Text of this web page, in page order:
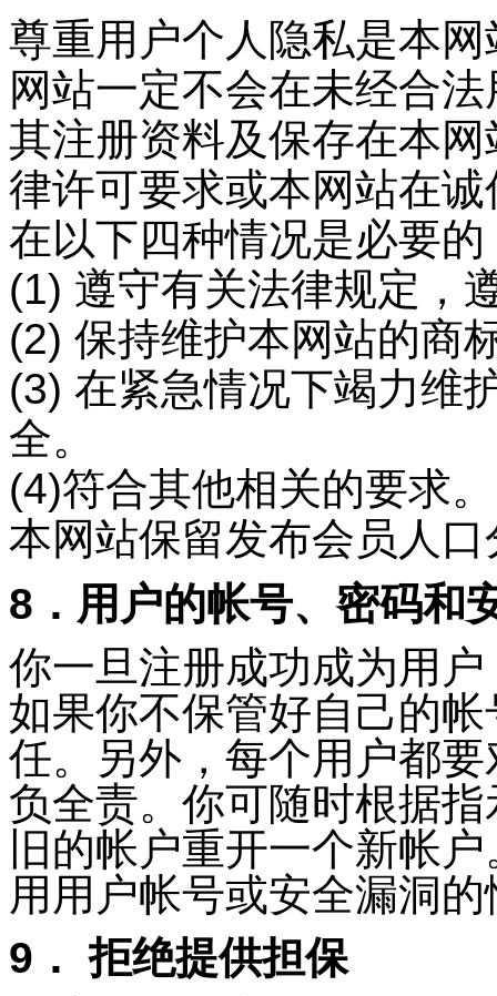
尊重用户个人隐私是本
网站一定不会在未经合
其注册资料及保存在本
律许可要求或本网站在
在以下四种情况是必要的
(1) 遵守有关法律规定，
(2) 保持维护本网站的商
(3) 在紧急情况下竭力维
全。
(4)符合其他相关的要求。
本网站保留发布会员人
8．用户的帐号、密码和
你一旦注册成功成为用
如果你不保管好自己的
任。另外，每个用户都
负全责。你可随时根据
旧的帐户重开一个新帐
用用户帐号或安全漏洞
9． 拒绝提供担保